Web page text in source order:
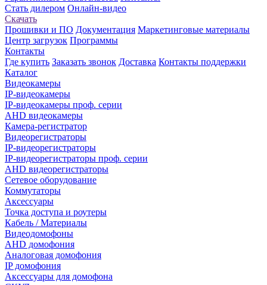
Стать дилером Онлайн-видео
Скачать
Прошивки и ПО Документация Маркетинговые материалы
Центр загрузок Программы
Контакты
Где купить Заказать звонок Доставка Контакты поддержки
Каталог
Видеокамеры
IP-видеокамеры
IP-видеокамеры проф. серии
AHD видеокамеры
Камера-регистратор
Видеорегистраторы
IP-видеорегистраторы
IP-видеорегистраторы проф. серии
AHD видеорегистраторы
Сетевое оборудование
Коммутаторы
Аксессуары
Точка доступа и роутеры
Кабель / Материалы
Видеодомофоны
AHD домофония
Аналоговая домофония
IP домофония
Аксессуары для домофона